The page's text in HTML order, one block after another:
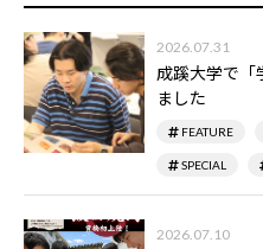
2026.07.31
成蹊大学で「
ました
FEATURE
SPECIAL
2026.07.10